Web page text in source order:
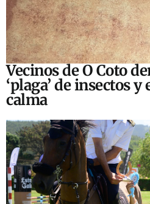
Vecinos de O Coto
‘plaga’ de insectos
calma